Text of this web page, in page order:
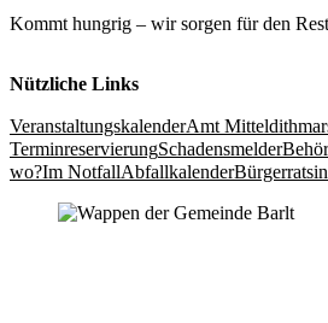
Kommt hungrig – wir sorgen für den
Nützliche Links
Veranstaltungs­kalenderAmt
TerminreservierungSchadensmelder
wo?Im NotfallAbfallkalender